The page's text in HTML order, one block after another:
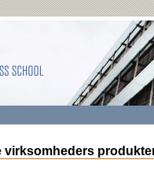
virksomheders